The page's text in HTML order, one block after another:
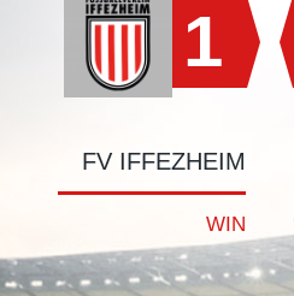
1
FV IFFEZHEIM
WIN